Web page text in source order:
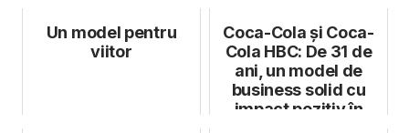
Un model pentru
viitor
Coca-Cola și Coca-
Cola HBC: De 31 de
ani, un model de
business solid cu
impact pozitiv în